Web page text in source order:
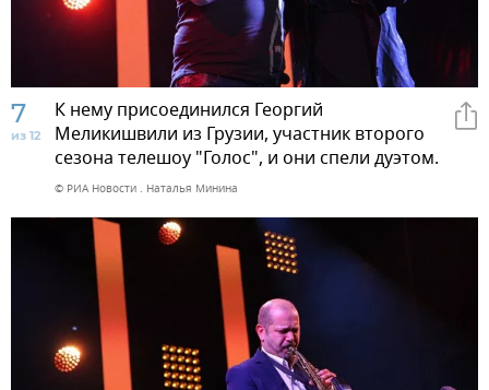
7
из 12
К нему присоединился Георгий
Меликишвили из Грузии, участник второго
сезона телешоу "Голос", и они спели дуэтом.
© РИА Новости . Наталья Минина